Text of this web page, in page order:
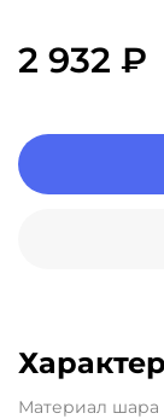
2 932 ₽
Материал шара